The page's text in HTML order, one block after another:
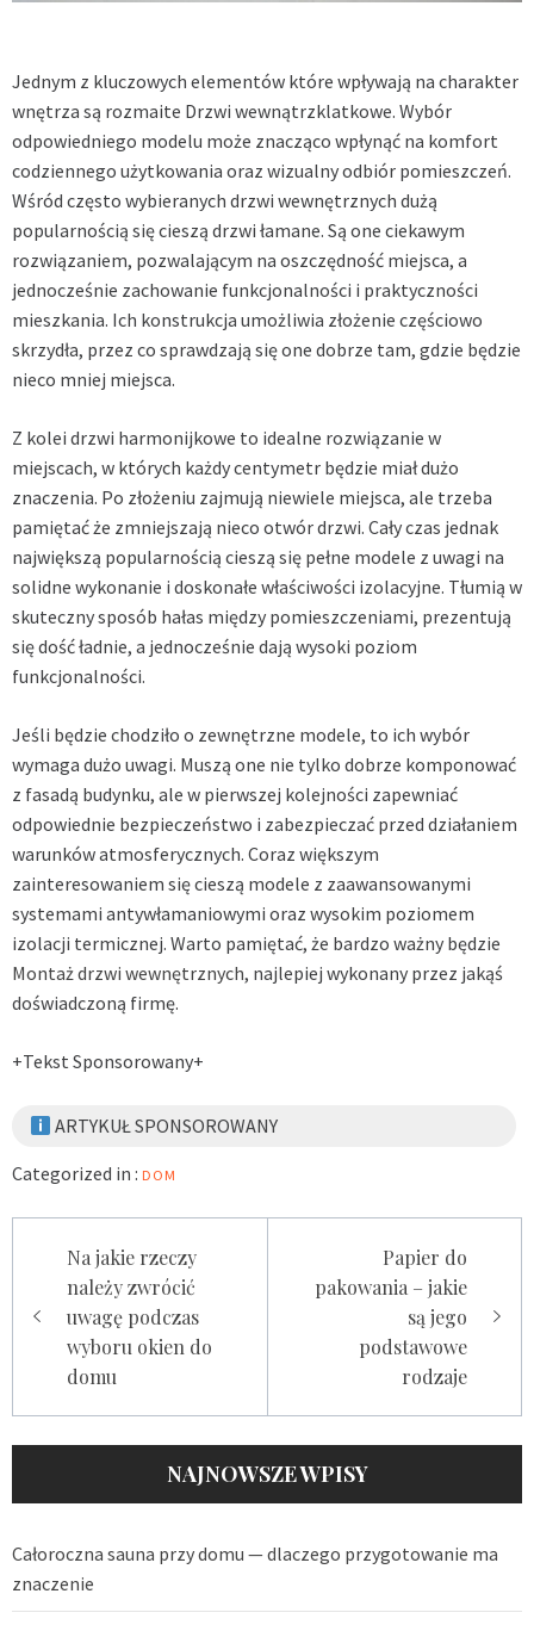
Jednym z kluczowych elementów które wpływają na charakter
wnętrza są rozmaite Drzwi wewnątrzklatkowe. Wybór
odpowiedniego modelu może znacząco wpłynąć na komfort
codziennego użytkowania oraz wizualny odbiór pomieszczeń.
Wśród często wybieranych drzwi wewnętrznych dużą
popularnością się cieszą drzwi łamane. Są one ciekawym
rozwiązaniem, pozwalającym na oszczędność miejsca, a
jednocześnie zachowanie funkcjonalności i praktyczności
mieszkania. Ich konstrukcja umożliwia złożenie częściowo
skrzydła, przez co sprawdzają się one dobrze tam, gdzie będzie
nieco mniej miejsca.
Z kolei drzwi harmonijkowe to idealne rozwiązanie w
miejscach, w których każdy centymetr będzie miał dużo
znaczenia. Po złożeniu zajmują niewiele miejsca, ale trzeba
pamiętać że zmniejszają nieco otwór drzwi. Cały czas jednak
największą popularnością cieszą się pełne modele z uwagi na
solidne wykonanie i doskonałe właściwości izolacyjne. Tłumią w
skuteczny sposób hałas między pomieszczeniami, prezentują
się dość ładnie, a jednocześnie dają wysoki poziom
funkcjonalności.
Jeśli będzie chodziło o zewnętrzne modele, to ich wybór
wymaga dużo uwagi. Muszą one nie tylko dobrze komponować
z fasadą budynku, ale w pierwszej kolejności zapewniać
odpowiednie bezpieczeństwo i zabezpieczać przed działaniem
warunków atmosferycznych. Coraz większym
zainteresowaniem się cieszą modele z zaawansowanymi
systemami antywłamaniowymi oraz wysokim poziomem
izolacji termicznej. Warto pamiętać, że bardzo ważny będzie
Montaż drzwi wewnętrznych, najlepiej wykonany przez jakąś
doświadczoną firmę.
+Tekst Sponsorowany+
ARTYKUŁ SPONSOROWANY
Categorized in : DOM
Zobacz
wpisy
Na jakie rzeczy
należy zwrócić
uwagę podczas
wyboru okien do
domu
Papier do
pakowania – jakie
są jego
podstawowe
rodzaje
NAJNOWSZE WPISY
Całoroczna sauna przy domu — dlaczego przygotowanie ma
znaczenie